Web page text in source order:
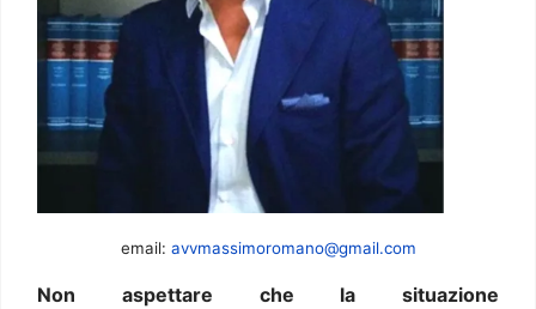
email: avvmassimoromano@gmail.com
Non aspettare che la situazione